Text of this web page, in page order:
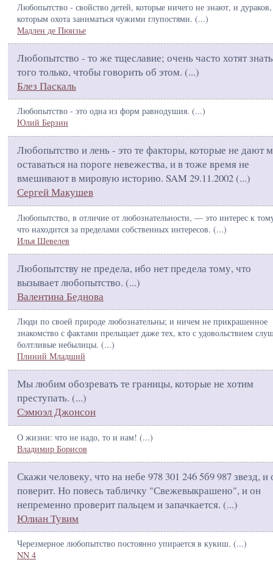
Любопытство - свойство детей, которые ничего не знают, и дураков,
которым охота заниматься чужими глупостями. (...)
Мадлен де Пюизье
Любопытство - то же тщеславие; очень часто хотят
того только, чтобы говорить об этом. (...)
Блез Паскаль
Любопытство - это одна из форм равнодушия. (...)
Юлий Берзин
Любопытство и лень - это те факторы, которые не дают
оставаться на пороге невежества, и в тоже время не
вмешивают в мировую историю. SAM 29.11.2002 (...)
Сергей Макушев
Любопытство, в отличие от любознательности, — это интерес к
что находится за пределами собственных интересов. (...)
Илья Шевелев
Любопытству не предела, ибо нет предела тому, что
вызывает любопытство. (...)
Валентина Беднова
Люди по своей природе любознательны; и ничем не прикрашенное
знакомство с фактами прельщает даже тех, кто с удовольствием
болтливые небылицы. (...)
Плиний Младший
Мы любим обозревать те границы, которые не хотим
преступать. (...)
Сэмюэл Джонсон
О жизни: что не надо, то и нам! (...)
Владимир Борисов
Скажи человеку, что на небе 978 301 246 5б9 987 звезд, и
поверит. Но повесь табличку "Свежевыкрашено", и он
непременно проверит пальцем и запачкается. (...)
Юлиан Тувим
Черезмерное любопытство постоянно упирается в кукиш. (...)
NN 4